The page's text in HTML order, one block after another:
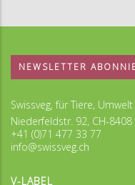
NEWSLETTER
Swissveg, für Tiere,
Niederfeldstr. 92, CH-
+41 (0)71 477 33 77
info@swissveg.ch
V-LABEL